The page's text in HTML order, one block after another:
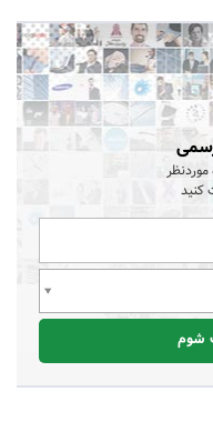
موردنظر
کنید
شوم